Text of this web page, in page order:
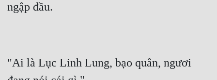
ngập đầu.
"Ai là Lục Linh Lung, bạo quân, ngươi